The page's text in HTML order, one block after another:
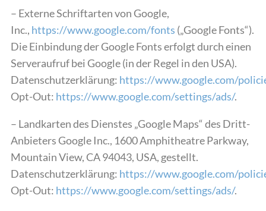
– Externe Schriftarten von Google,
Inc., https://www.google.com/fonts („Google Fonts“).
Die Einbindung der Google Fonts erfolgt durch einen
Serveraufruf bei Google (in der Regel in den USA).
Datenschutzerklärung: https://www.google.com/
Opt-Out: https://www.google.com/settings/ads/.
– Landkarten des Dienstes „Google Maps“ des Dritt-
Anbieters Google Inc., 1600 Amphitheatre Parkway,
Mountain View, CA 94043, USA, gestellt.
Datenschutzerklärung: https://www.google.com/
Opt-Out: https://www.google.com/settings/ads/.